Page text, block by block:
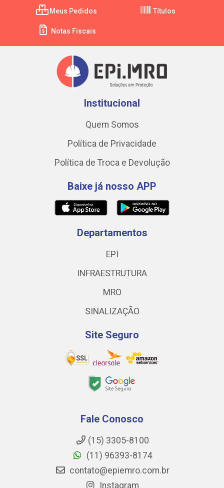
Meus Pedidos Títulos
Notas Fiscais
Institucional
Quem Somos
Política de Privacidade
Política de Troca e Devolução
Baixe já nosso APP
Departamentos
EPI
INFRAESTRUTURA
MRO
SINALIZAÇÃO
Site Seguro
Fale Conosco
(15) 3305-8100
(11) 96393-8174
contato@epiemro.com.br
Instagram